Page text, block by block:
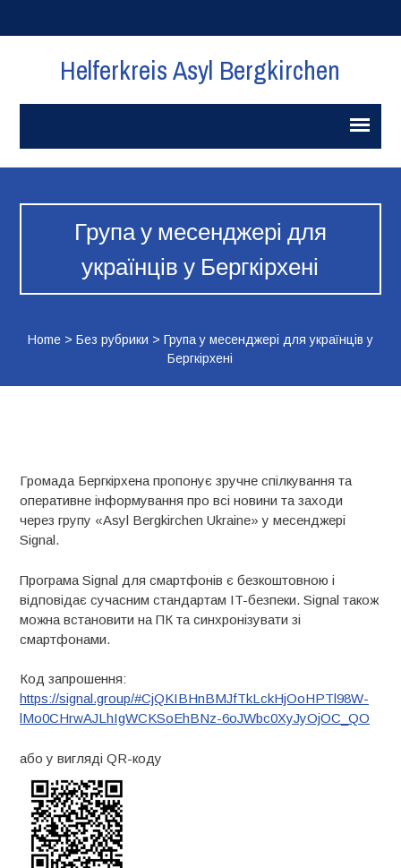
Helferkreis Asyl Bergkirchen
Група у месенджері для
українців у Бергкірхені
Home> Без рубрики > Група у месенджері для українців у
Бергкірхені
Громада Бергкірхена пропонує зручне спілкування та
оперативне інформування про всі новини та заходи
через групу «Asyl Bergkirchen Ukraine» у месенджері
Signal.
Програма Signal для смартфонів є безкоштовною і
відповідає сучасним стандартам IT-безпеки. Signal також
можна встановити на ПК та синхронізувати зі
смартфонами.
Код запрошення:
https://signal.group/#CjQKIBHnBMJfTkLckHjOoHPTl98W-
lMo0CHrwAJLhIgWCKSoEhBNz-6oJWbc0XyJyOjOC_QO
або у вигляді QR-коду